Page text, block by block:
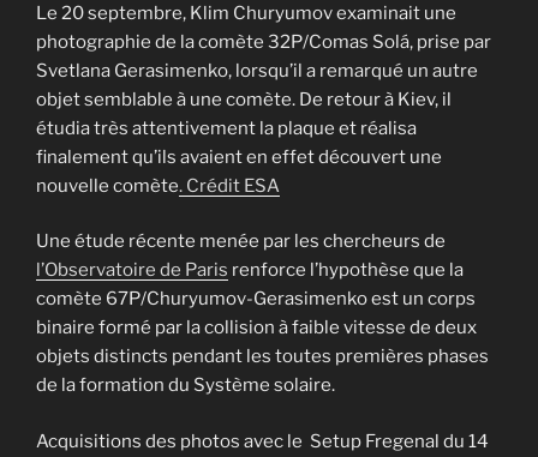
Le 20 septembre, Klim Churyumov examinait une
photographie de la comète 32P/Comas Solá, prise par
Svetlana Gerasimenko, lorsqu’il a remarqué un autre
objet semblable à une comète. De retour à Kiev, il
étudia très attentivement la plaque et réalisa
finalement qu’ils avaient en effet découvert une
nouvelle comète. Crédit ESA
Une étude récente menée par les chercheurs de
l’Observatoire de Paris renforce l’hypothèse que la
comète 67P/Churyumov-Gerasimenko est un corps
binaire formé par la collision à faible vitesse de deux
objets distincts pendant les toutes premières phases
de la formation du Système solaire.
Acquisitions des photos avec le Setup Fregenal du 14